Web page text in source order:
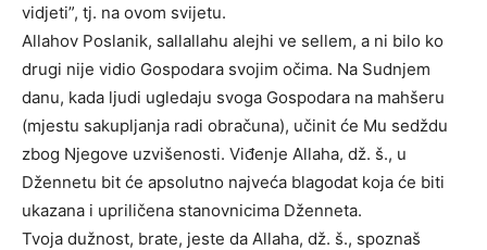
vidjeti”, tj. na ovom svijetu.
Allahov Poslanik, sallallahu alejhi ve sellem, a ni bilo ko
drugi nije vidio Gospodara svojim očima. Na Sudnjem
danu, kada ljudi ugledaju svoga Gospodara na mahšeru
(mjestu sakupljanja radi obračuna), učinit će Mu sedždu
zbog Njegove uzvišenosti. Viđenje Allaha, dž. š., u
Džennetu bit će apsolutno najveća blagodat koja će biti
ukazana i upriličena stanovnicima Dženneta.
Tvoja dužnost, brate, jeste da Allaha, dž. š., spoznaš